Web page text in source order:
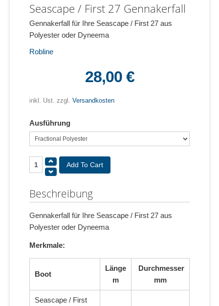
Seascape / First 27 Gennakerfall
Gennakerfall für Ihre Seascape / First 27 aus
Polyester oder Dyneema
Robline
28,00 €
inkl. Ust. zzgl. Versandkosten
Ausführung
Beschreibung
Gennakerfall für Ihre Seascape / First 27 aus
Polyester oder Dyneema
Merkmale:
Boot
Länge
m
Durchmesser
mm
Seascape / First